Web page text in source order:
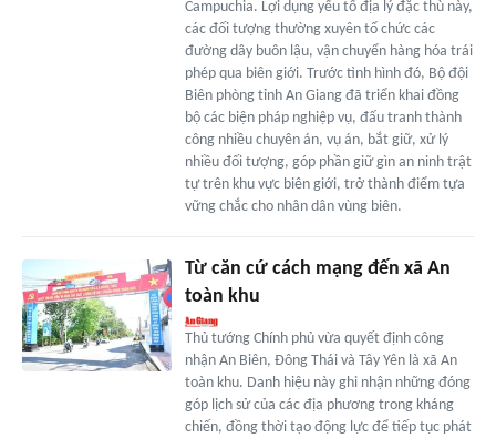
Campuchia. Lợi dụng yếu tố địa lý đặc thù này,
các đối tượng thường xuyên tổ chức các
đường dây buôn lậu, vận chuyển hàng hóa trái
phép qua biên giới. Trước tình hình đó, Bộ đội
Biên phòng tỉnh An Giang đã triển khai đồng
bộ các biện pháp nghiệp vụ, đấu tranh thành
công nhiều chuyên án, vụ án, bắt giữ, xử lý
nhiều đối tượng, góp phần giữ gìn an ninh trật
tự trên khu vực biên giới, trở thành điểm tựa
vững chắc cho nhân dân vùng biên.
Từ căn cứ cách mạng đến xã An
toàn khu
Thủ tướng Chính phủ vừa quyết định công
nhận An Biên, Đông Thái và Tây Yên là xã An
toàn khu. Danh hiệu này ghi nhận những đóng
góp lịch sử của các địa phương trong kháng
chiến, đồng thời tạo động lực để tiếp tục phát